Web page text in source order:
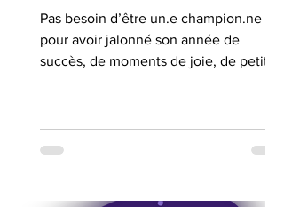
Pas besoin d’être un.e champion.ne
pour avoir jalonné son année de
succès, de moments de joie, de petits